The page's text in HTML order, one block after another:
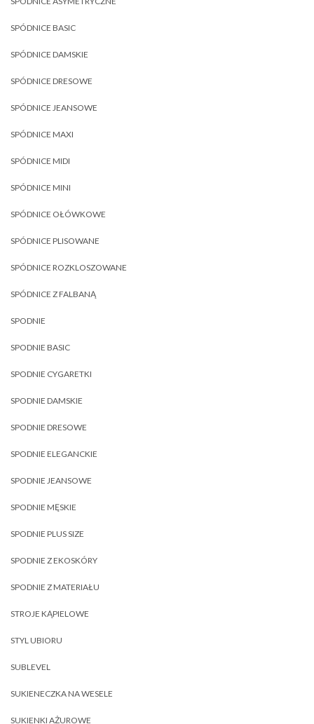
SPÓDNICE BASIC
SPÓDNICE DAMSKIE
SPÓDNICE DRESOWE
SPÓDNICE JEANSOWE
SPÓDNICE MAXI
SPÓDNICE MIDI
SPÓDNICE MINI
SPÓDNICE OŁÓWKOWE
SPÓDNICE PLISOWANE
SPÓDNICE ROZKLOSZOWANE
SPÓDNICE Z FALBANĄ
SPODNIE
SPODNIE BASIC
SPODNIE CYGARETKI
SPODNIE DAMSKIE
SPODNIE DRESOWE
SPODNIE ELEGANCKIE
SPODNIE JEANSOWE
SPODNIE MĘSKIE
SPODNIE PLUS SIZE
SPODNIE Z EKOSKÓRY
SPODNIE Z MATERIAŁU
STROJE KĄPIELOWE
STYL UBIORU
SUBLEVEL
SUKIENECZKA NA WESELE
SUKIENKI AŻUROWE